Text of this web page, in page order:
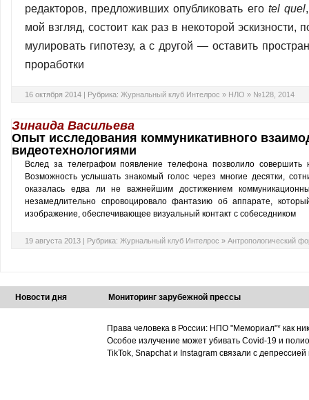
редакторов, предложивших опубликовать его tel quel
мой взгляд, со­стоит как раз в некоторой
мулировать гипотезу, а с другой — оставить
проработки
16 октября 2014 | Рубрика: Журнальный клуб Интелрос » НЛО » №128, 2014
Зинаида Васильева
Опыт исследования коммуникативного
видеотехнологиями
Вслед за телеграфом появление телефона позволило совершить
Возможность услышать знакомый голос через многие десятки,
оказалась едва ли не важнейшим достижением
незамедлительно спровоцировало фантазию об аппарате,
изображение, обеспечивающее визуальный контакт с собеседником
19 августа 2013 | Рубрика: Журнальный клуб Интелрос » Антропологический
Новости дня Мониторинг зарубежной прессы
Права человека в России: НПО "Мемориал"* как
Особое излучение может убивать Covid-19 и
TikTok, Snapchat и Instagram связали с